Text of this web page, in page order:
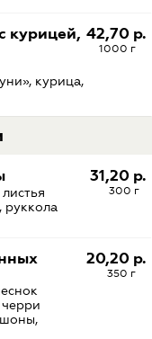
42,70 р.
1000 г
курицей,
курица,
31,20 р.
300 г
руккола
20,20 р.
350 г